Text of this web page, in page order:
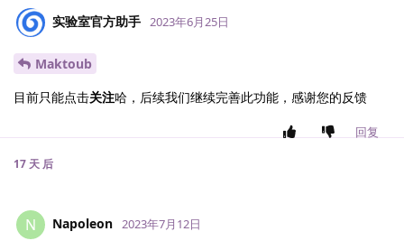
实验室官方助手 2023年6月25日
Maktoub
目前只能点击关注哈，后续我们继续完善此功能，感谢您的反馈
回复
17 天 后
N Napoleon 2023年7月12日